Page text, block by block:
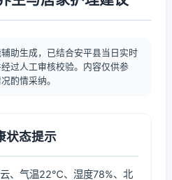
助生成，已结合安平县当日实时
过人工审核校验。内容仅供参
酌情采纳。
状态提示
、气温22℃、湿度78%、北